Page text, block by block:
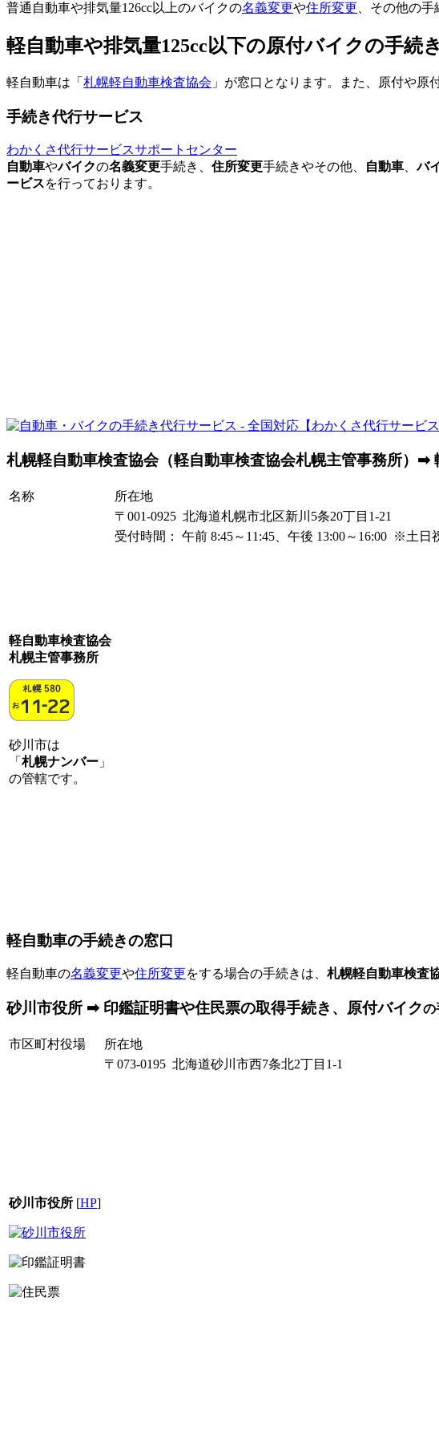
普通自動車や排気量126cc以上のバイクの名義変更や住所変更 、その他の
軽自動車や排気量125cc以下の原付バイクの手続
軽自動車は「 札幌軽自動車検査協会 」が窓口となります。また、原付や原
手続き代行サービス
わかくさ代行サービスサポートセンター
自動車やバイクの名義変更手続き、 住所変更手続きやその他、 自動車 、バ
ービスを行っております。
札幌軽自動車検査協会（軽自動車検査協会札幌主管事務所）➡
名称 所在地
軽自動車検査協会
札幌主管事務所
砂川市は
「 札幌ナンバー 」
の管轄です。
〒001-0925 北海道札幌市北区新川5条20丁目1-21
受付時間： 午前 8:45～11:45、午後 13:00～16:00 ※土日
軽自動車の手続きの窓口
軽自動車の名義変更や住所変更をする場合の手続きは、 札幌軽自動車検査
砂川市役所 ➡ 印鑑証明書や住民票の取得手続き、原付バイクの
市区町村役場 所在地
砂川市役所 [HP]
〒073-0195 北海道砂川市西7条北2丁目1-1